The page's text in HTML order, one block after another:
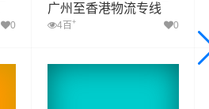
0
广州至香港物流专线
4百+ 0